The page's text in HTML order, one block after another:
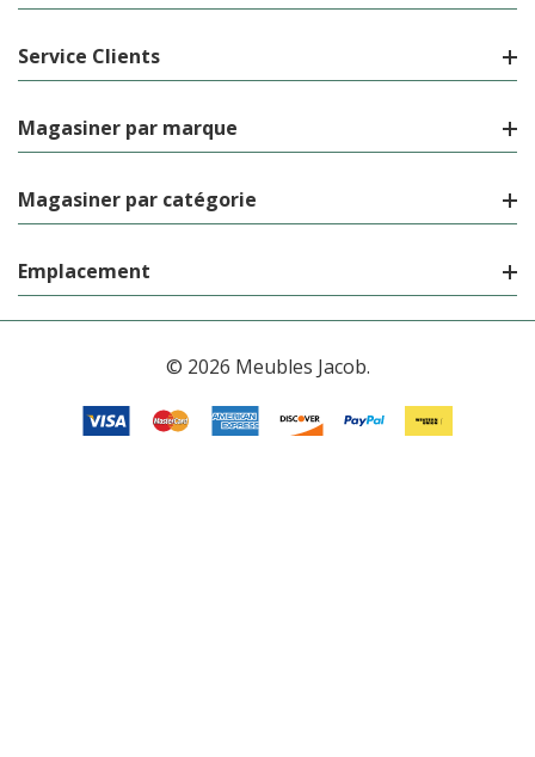
Service Clients
Magasiner par marque
Magasiner par catégorie
Emplacement
© 2026 Meubles Jacob.